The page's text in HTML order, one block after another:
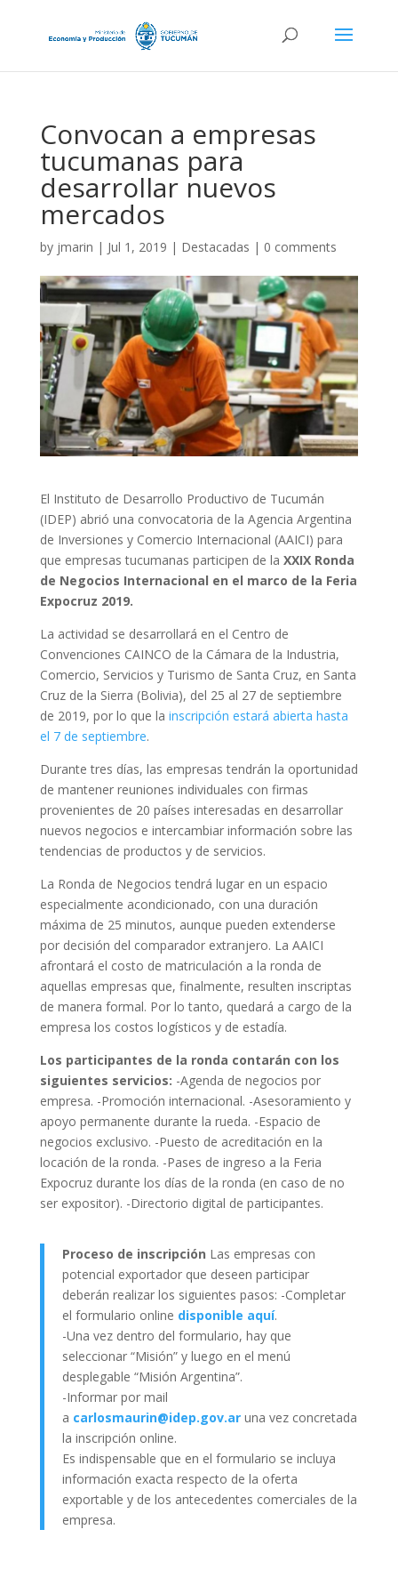
Convocan a empresas
tucumanas para
desarrollar nuevos
mercados
by jmarin | Jul 1, 2019 | Destacadas | 0 comments
El Instituto de Desarrollo Productivo de Tucumán
(IDEP) abrió una convocatoria de la Agencia Argentina
de Inversiones y Comercio Internacional (AAICI) para
que empresas tucumanas participen de la XXIX Ronda
de Negocios Internacional en el marco de la Feria
Expocruz 2019.
La actividad se desarrollará en el Centro de
Convenciones CAINCO de la Cámara de la Industria,
Comercio, Servicios y Turismo de Santa Cruz, en Santa
Cruz de la Sierra (Bolivia), del 25 al 27 de septiembre
de 2019, por lo que la inscripción estará abierta hasta
el 7 de septiembre.
Durante tres días, las empresas tendrán la oportunidad
de mantener reuniones individuales con firmas
provenientes de 20 países interesadas en desarrollar
nuevos negocios e intercambiar información sobre las
tendencias de productos y de servicios.
La Ronda de Negocios tendrá lugar en un espacio
especialmente acondicionado, con una duración
máxima de 25 minutos, aunque pueden extenderse
por decisión del comparador extranjero. La AAICI
afrontará el costo de matriculación a la ronda de
aquellas empresas que, finalmente, resulten inscriptas
de manera formal. Por lo tanto, quedará a cargo de la
empresa los costos logísticos y de estadía.
Los participantes de la ronda contarán con los
siguientes servicios: -Agenda de negocios por
empresa. -Promoción internacional. -Asesoramiento y
apoyo permanente durante la rueda. -Espacio de
negocios exclusivo. -Puesto de acreditación en la
locación de la ronda. -Pases de ingreso a la Feria
Expocruz durante los días de la ronda (en caso de no
ser expositor). -Directorio digital de participantes.
Proceso de inscripción Las empresas con
potencial exportador que deseen participar
deberán realizar los siguientes pasos: -Completar
el formulario online disponible aquí.
-Una vez dentro del formulario, hay que
seleccionar “Misión” y luego en el menú
desplegable “Misión Argentina”.
-Informar por mail
a carlosmaurin@idep.gov.aruna vez concretada
la inscripción online.
Es indispensable que en el formulario se incluya
información exacta respecto de la oferta
exportable y de los antecedentes comerciales de la
empresa.